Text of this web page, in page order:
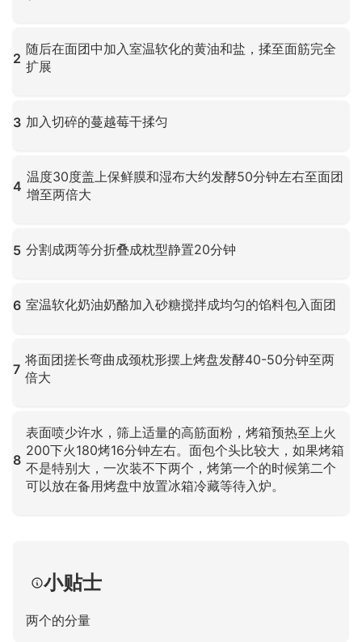
2
随后在面团中加入室温软化的黄油和盐，揉至面筋完全
扩展
3 加入切碎的蔓越莓干揉匀
4
温度30度盖上保鲜膜和湿布大约发酵50分钟左右至面团
增至两倍大
5 分割成两等分折叠成枕型静置20分钟
6 室温软化奶油奶酪加入砂糖搅拌成均匀的馅料包入面团
7
将面团搓长弯曲成颈枕形摆上烤盘发酵40-50分钟至两
倍大
8
表面喷少许水，筛上适量的高筋面粉，烤箱预热至上火
200下火180烤16分钟左右。面包个头比较大，如果烤箱
不是特别大，一次装不下两个，烤第一个的时候第二个
可以放在备用烤盘中放置冰箱冷藏等待入炉。
小贴士
两个的分量